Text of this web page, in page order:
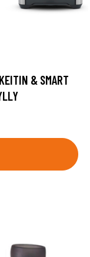
& SMART